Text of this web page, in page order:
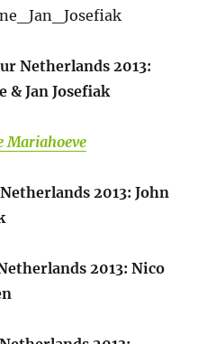
Netherlands 2013:
& Jan Josefiak
Mariahoeve
2013: John
2013: Nico